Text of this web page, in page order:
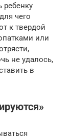
ребенку
чего
к твердой
или
не удалось,
в